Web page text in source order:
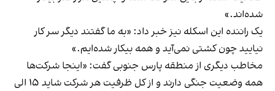
شده‌اند.»
یک راننده این اسکله نیز خبر داد: «به ما گفتند دیگر سر کار
نیایید چون کشتی نمی‌آید و همه بیکار شده‌ایم.»
مخاطب دیگری از منطقه پارس جنوبی گفت: «اینجا شرکت‌ها
همه وضعیت جنگی دارند و از کل ظرفیت هر شرکت شاید ۱۵ الی